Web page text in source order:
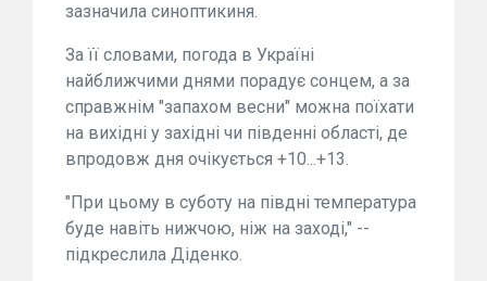
зазначила синоптикиня.
За її словами, погода в Україні
найближчими днями порадує сонцем, а за
справжнім "запахом весни" можна поїхати
на вихідні у західні чи південні області, де
впродовж дня очікується +10...+13.
"При цьому в суботу на півдні температура
буде навіть нижчою, ніж на заході," --
підкреслила Діденко.